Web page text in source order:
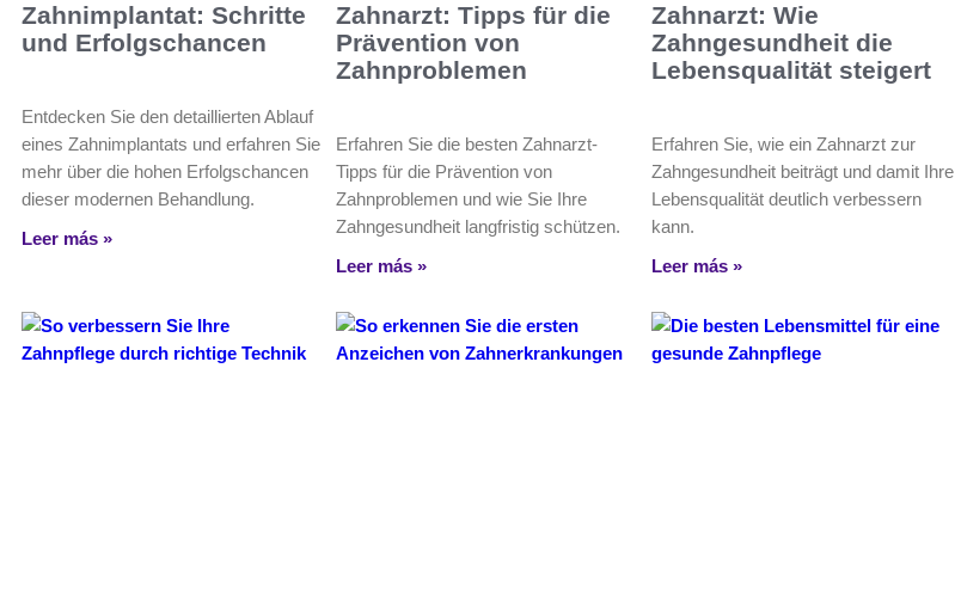
Zahnimplantat: Schritte
und Erfolgschancen
Entdecken Sie den detaillierten Ablauf
eines Zahnimplantats und erfahren Sie
mehr über die hohen Erfolgschancen
dieser modernen Behandlung.
Leer más »
Zahnarzt: Tipps für die
Prävention von
Zahnproblemen
Erfahren Sie die besten Zahnarzt-
Tipps für die Prävention von
Zahnproblemen und wie Sie Ihre
Zahngesundheit langfristig schützen.
Leer más »
Zahnarzt: Wie
Zahngesundheit die
Lebensqualität steigert
Erfahren Sie, wie ein Zahnarzt zur
Zahngesundheit beiträgt und damit Ihre
Lebensqualität deutlich verbessern
kann.
Leer más »